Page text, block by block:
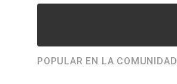
POPULAR EN LA COMUNIDAD